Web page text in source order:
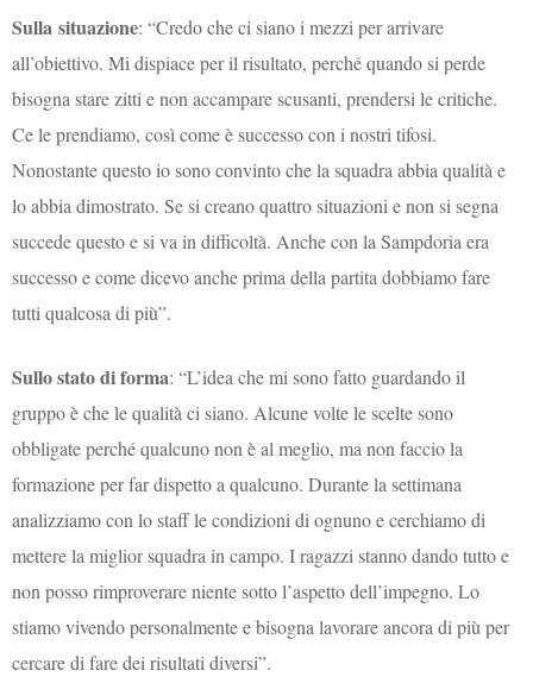
Sulla situazione: “Credo che ci siano i mezzi per arrivare
all’obiettivo. Mi dispiace per il risultato, perché quando si perde
bisogna stare zitti e non accampare scusanti, prendersi le critiche.
Ce le prendiamo, così come è successo con i nostri tifosi.
Nonostante questo io sono convinto che la squadra abbia qualità e
lo abbia dimostrato. Se si creano quattro situazioni e non si segna
succede questo e si va in difficoltà. Anche con la Sampdoria era
successo e come dicevo anche prima della partita dobbiamo fare
tutti qualcosa di più”.
Sullo stato di forma: “L’idea che mi sono fatto guardando il
gruppo è che le qualità ci siano. Alcune volte le scelte sono
obbligate perché qualcuno non è al meglio, ma non faccio la
formazione per far dispetto a qualcuno. Durante la settimana
analizziamo con lo staff le condizioni di ognuno e cerchiamo di
mettere la miglior squadra in campo. I ragazzi stanno dando tutto e
non posso rimproverare niente sotto l’aspetto dell’impegno. Lo
stiamo vivendo personalmente e bisogna lavorare ancora di più per
cercare di fare dei risultati diversi”.